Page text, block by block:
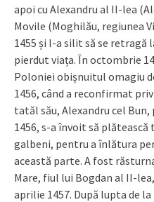
apoi cu Alexandru al II-lea
Movile (Moghilău, regiunea
1455 și l-a silit să se retragă
pierdut viața. În octombrie
Poloniei obișnuitul omagiu
1456, când a reconfirmat
tatăl său, Alexandru cel
1456, s-a învoit să
galbeni, pentru a înlătura
această parte. A fost
Mare, fiul lui Bogdan al II-
aprilie 1457. După lupta de